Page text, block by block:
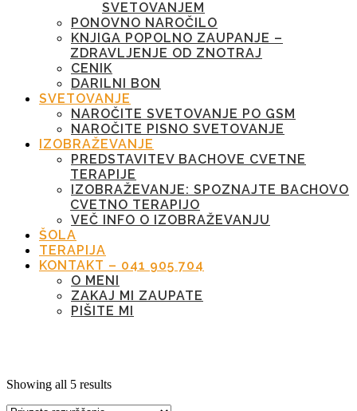
SVETOVANJEM
PONOVNO NAROČILO
KNJIGA POPOLNO ZAUPANJE –
ZDRAVLJENJE OD ZNOTRAJ
CENIK
DARILNI BON
SVETOVANJE
NAROČITE SVETOVANJE PO GSM
NAROČITE PISNO SVETOVANJE
IZOBRAŽEVANJE
PREDSTAVITEV BACHOVE CVETNE
TERAPIJE
IZOBRAŽEVANJE: SPOZNAJTE BACHOVO
CVETNO TERAPIJO
VEČ INFO O IZOBRAŽEVANJU
ŠOLA
TERAPIJA
KONTAKT – 041 905 704
O MENI
ZAKAJ MI ZAUPATE
PIŠITE MI
Showing all 5 results